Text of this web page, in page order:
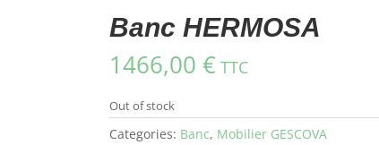
Banc HERMOSA
1466,00€ TTC
Out of stock
Categories: Banc, Mobilier GESCOVA